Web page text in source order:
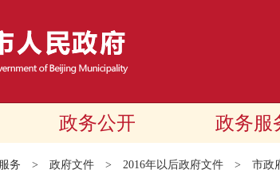
政务公开 政务服
务 > 政府文件 > 2016年以后政府文件 > 市政